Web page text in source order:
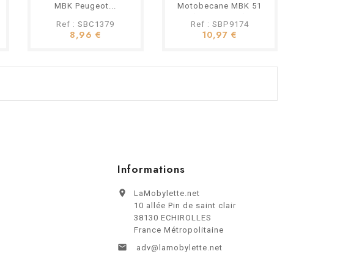
MBK Peugeot...
Ref : SBC1379
8,96 €
Motobecane MBK 51
(sans La Vis)
Ref : SBP9174
10,97 €
Informations

LaMobylette.net
10 allée Pin de saint clair
38130 ECHIROLLES
France Métropolitaine
 adv@lamobylette.net